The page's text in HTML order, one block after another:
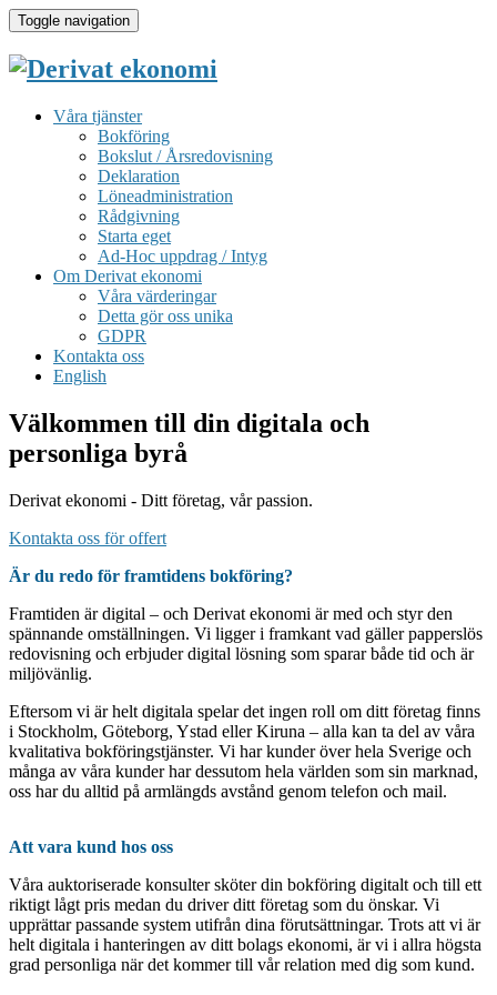
Toggle navigation
Våra tjänster
Bokföring
Bokslut / Årsredovisning
Deklaration
Löneadministration
Rådgivning
Starta eget
Ad-Hoc uppdrag / Intyg
Om Derivat ekonomi
Våra värderingar
Detta gör oss unika
GDPR
Kontakta oss
English
Välkommen till din digitala och
personliga byrå
Derivat ekonomi - Ditt företag, vår passion.
Kontakta oss för offert
Är du redo för framtidens bokföring?
Framtiden är digital – och Derivat ekonomi är med och styr den
spännande omställningen. Vi ligger i framkant vad gäller papperslös
redovisning och erbjuder digital lösning som sparar både tid och är
miljövänlig.
Eftersom vi är helt digitala spelar det ingen roll om ditt företag finns
i Stockholm, Göteborg, Ystad eller Kiruna – alla kan ta del av våra
kvalitativa bokföringstjänster. Vi har kunder över hela Sverige och
många av våra kunder har dessutom hela världen som sin marknad,
oss har du alltid på armlängds avstånd genom telefon och mail.
Att vara kund hos oss
Våra auktoriserade konsulter sköter din bokföring digitalt och till ett
riktigt lågt pris medan du driver ditt företag som du önskar. Vi
upprättar passande system utifrån dina förutsättningar. Trots att vi är
helt digitala i hanteringen av ditt bolags ekonomi, är vi i allra högsta
grad personliga när det kommer till vår relation med dig som kund.